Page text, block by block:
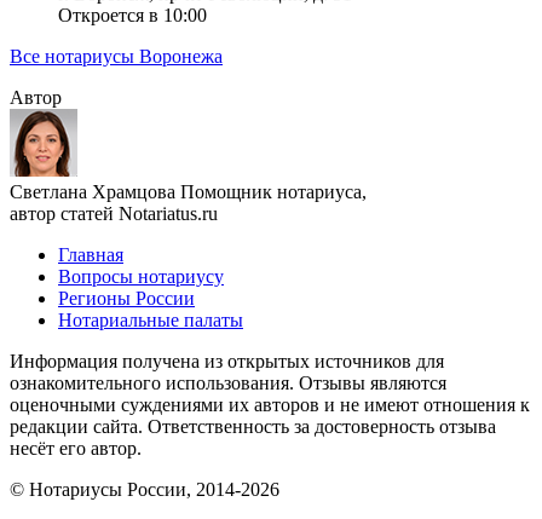
Откроется в 10:00
Все нотариусы Воронежа
Автор
Светлана Храмцова Помощник нотариуса,
автор статей Notariatus.ru
Главная
Вопросы нотариусу
Регионы России
Нотариальные палаты
Информация получена из открытых источников для
ознакомительного использования. Отзывы являются
оценочными суждениями их авторов и не имеют отношения к
редакции сайта. Ответственность за достоверность отзыва
несёт его автор.
© Нотариусы России, 2014-2026